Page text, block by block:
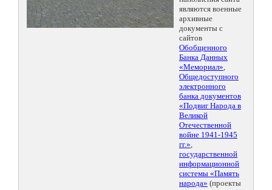
являются военные
архивные
документы с
сайтов
Обобщенного
Банка Данных
«Мемориал»,
Общедоступного
электронного
банка документов
«Подвиг Народа в
Великой
Отечественной
войне 1941-1945
гг.»,
государственной
информационной
системы «Память
народа» (проекты